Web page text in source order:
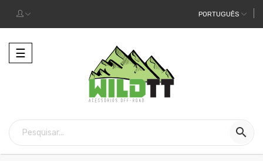
PORTUGUÊS
Alternar
a
☰
